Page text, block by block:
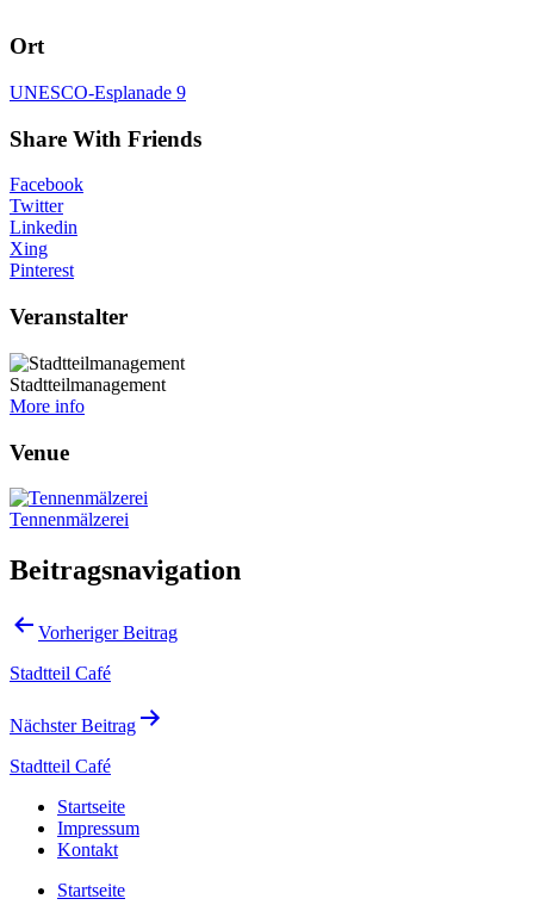
Ort
UNESCO-Esplanade 9
Share With Friends
Facebook
Twitter
Linkedin
Xing
Pinterest
Veranstalter
Stadtteilmanagement
More info
Venue
Tennenmälzerei
Beitragsnavigation
Vorheriger Beitrag
Stadtteil Café
Nächster Beitrag
Stadtteil Café
Startseite
Impressum
Kontakt
Startseite